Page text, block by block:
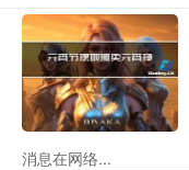
消息在网络...